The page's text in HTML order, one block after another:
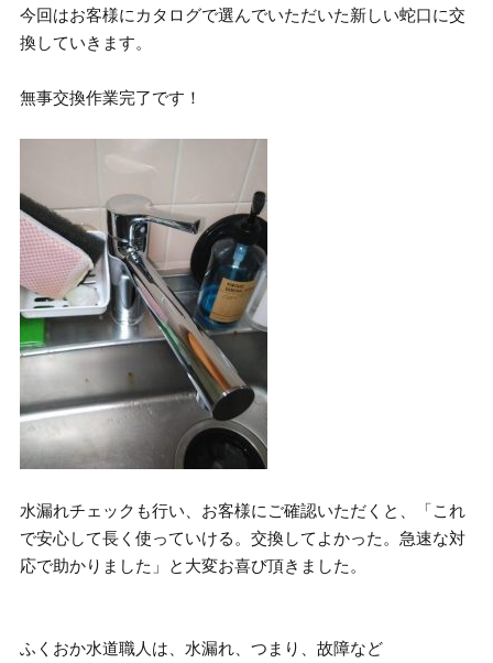
今回はお客様にカタログで選んでいただいた新しい蛇口に交
換していきます。
無事交換作業完了です！
水漏れチェックも行い、お客様にご確認いただくと、「これ
で安心して長く使っていける。交換してよかった。急速な対
応で助かりました」と大変お喜び頂きました。
ふくおか水道職人は、水漏れ、つまり、故障など